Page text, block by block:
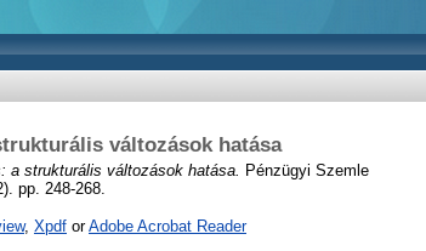
változások hatása
a strukturális változások hatása.
Pénzügyi Szemle
pp. 248-268.
, Xpdf orAdobe Acrobat Reader